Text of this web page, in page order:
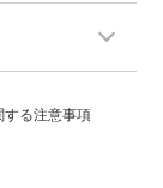
する注意事項